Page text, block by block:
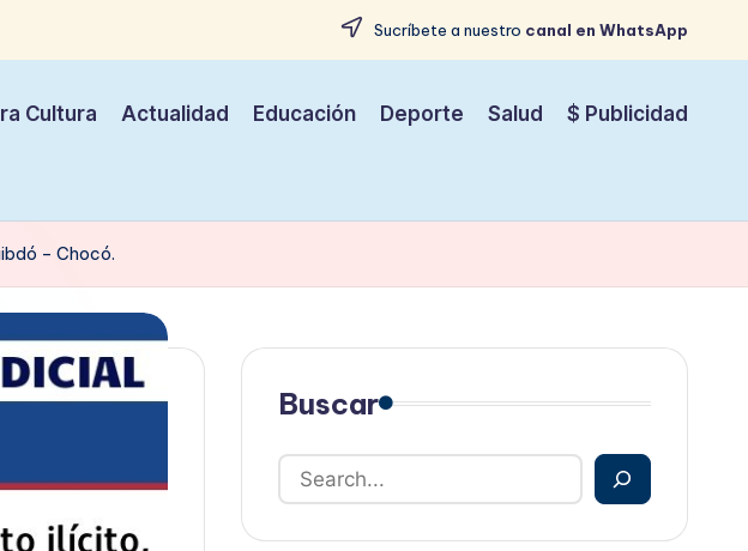
Sucríbete a nuestro canal en WhatsApp
Cultura Actualidad Educación Deporte Salud $ Publicidad
– Chocó.
Buscar